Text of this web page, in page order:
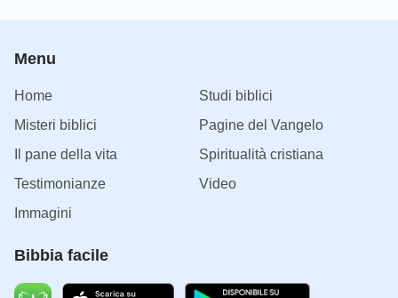
Menu
Home
Studi biblici
Misteri biblici
Pagine del Vangelo
Il pane della vita
Spiritualità cristiana
Testimonianze
Video
Immagini
Bibbia facile